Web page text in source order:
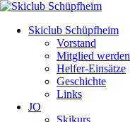
Skiclub Schüpfheim
Vorstand
Mitglied werden
Helfer-Einsätze
Geschichte
Links
JO
Skikurs